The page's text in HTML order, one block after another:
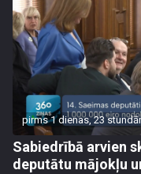
pirms 1 dienas, 23
Sabiedrībā arvien
deputātu mājokļu